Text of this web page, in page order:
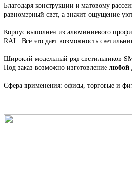
Благодаря конструкции и матовому
равномерный свет, а значит ощущение
Корпус выполнен из алюминиевого
RAL. Всё это дает возможность
Широкий модельный ряд светильников
Под заказ возможно изготовление любой
Сфера применения: офисы, торговые и